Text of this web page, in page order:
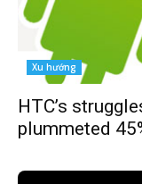
Xu hướng
HTC’s
plummeted